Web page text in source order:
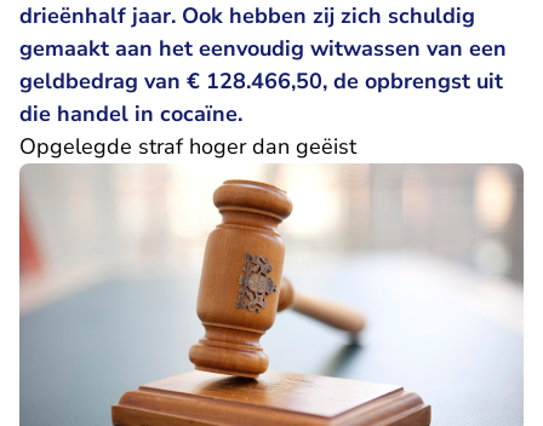
drieënhalf jaar. Ook hebben zij zich schuldig
gemaakt aan het eenvoudig witwassen van een
geldbedrag van € 128.466,50, de opbrengst uit
die handel in cocaïne.
Opgelegde straf hoger dan geëist